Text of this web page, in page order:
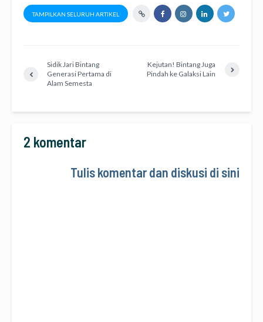
TAMPILKAN SELURUH ARTIKEL
Sidik Jari Bintang
Generasi Pertama di
Alam Semesta
Kejutan! Bintang Juga
Pindah ke Galaksi Lain
2 komentar
Tulis komentar dan diskusi di sini